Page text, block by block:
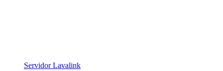
Servidor Lavalink